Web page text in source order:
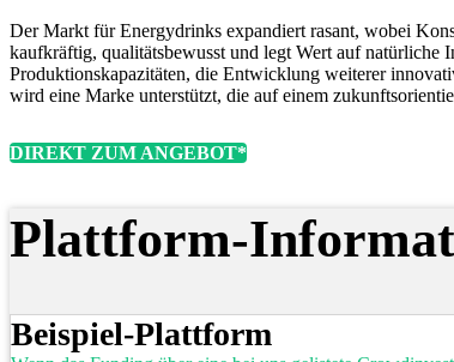
Der Markt für Energydrinks expandiert rasant, wobei
kaufkräftig, qualitätsbewusst und legt Wert auf
Produktionskapazitäten, die Entwicklung weiterer
wird eine Marke unterstützt, die auf einem
DIREKT ZUM ANGEBOT*
Plattform-
Beispiel-Plattform